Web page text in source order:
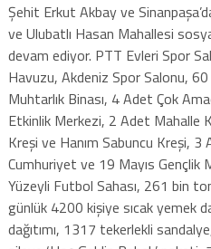
Şehit Erkut Akbay ve
ve Ulubatlı Hasan Mahallesi
devam ediyor. PTT Evleri Spor
Havuzu, Akdeniz Spor Salonu, 60
Muhtarlık Binası, 4 Adet Çok
Etkinlik Merkezi, 2 Adet Mahalle
Kreşi ve Hanım Sabuncu Kreşi, 3
Cumhuriyet ve 19 Mayıs
Yüzeyli Futbol Sahası, 261 bin
günlük 4200 kişiye sıcak yemek
dağıtımı, 1317 tekerlekli